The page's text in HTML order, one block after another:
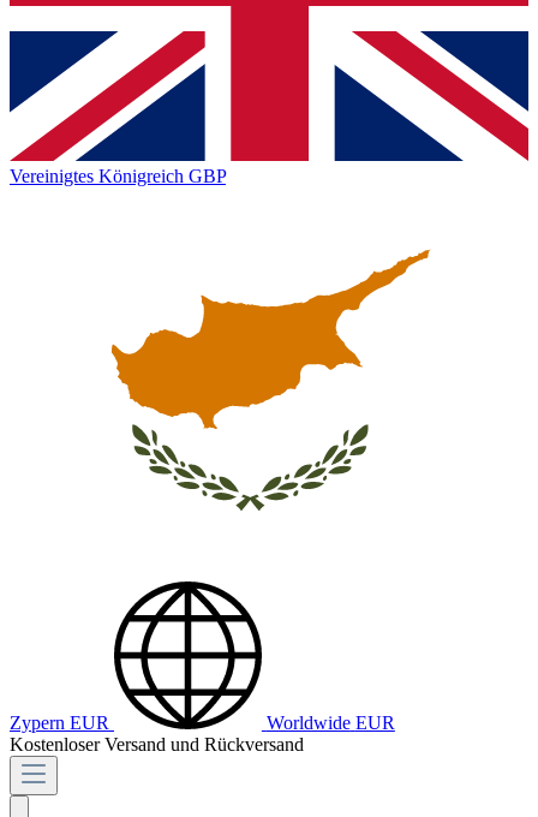
Vereinigtes Königreich GBP
Zypern EUR Worldwide EUR
Kostenloser Versand und Rückversand